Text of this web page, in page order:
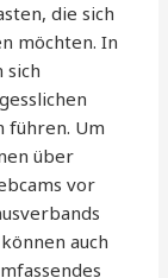
die sich
möchten. In
sich
führen. Um
über
vor
auch